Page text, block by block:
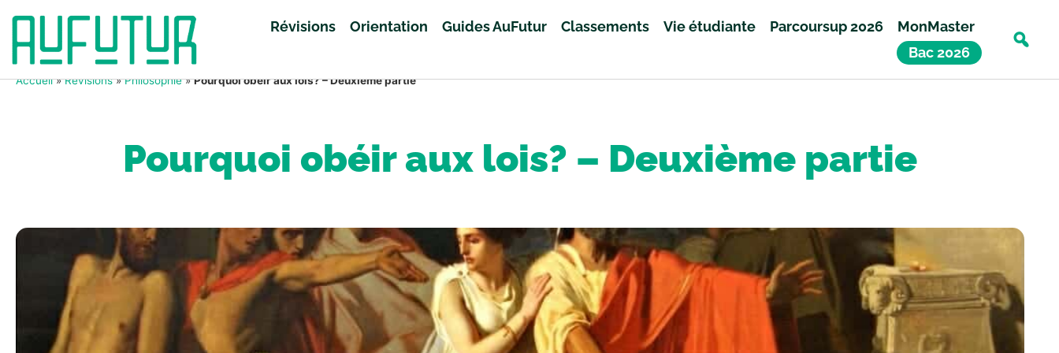
Révisions Orientation Guides AuFutur Classements Vie étudiante Parcoursup 2026
MonMaster
Bac 2026
Accueil»Révisions»Philosophie»Pourquoi obéir aux lois? – Deuxième partie
Pourquoi obéir aux lois? – Deuxième partie